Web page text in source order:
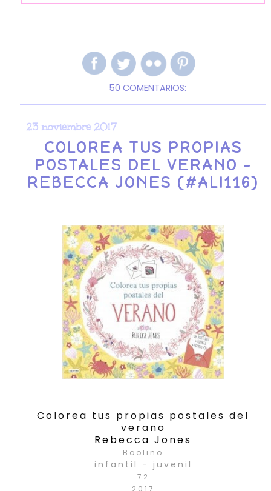
50 COMENTARIOS:
23 noviembre 2017
COLOREA TUS PROPIAS
POSTALES DEL VERANO -
REBECCA JONES (#ALI116)
Colorea tus propias postales del
verano
Rebecca Jones
Boolino
infantil - juvenil
72
2017